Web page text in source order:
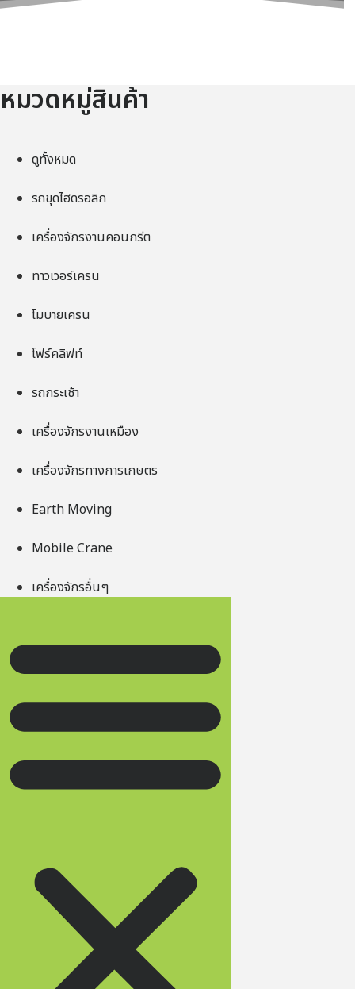
หมวดหมู่สินค้า
ดูทั้งหมด
รถขุดไฮดรอลิก
เครื่องจักรงานคอนกรีต
ทาวเวอร์เครน
โมบายเครน
โฟร์คลิฟท์
รถกระเช้า
เครื่องจักรงานเหมือง
เครื่องจักรทางการเกษตร
Earth Moving
Mobile Crane
เครื่องจักรอื่นๆ